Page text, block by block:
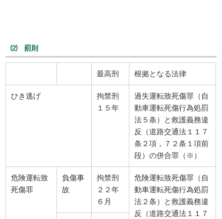
⑵ 罰則
最高刑 根拠となる法律
ひき逃げ
拘禁刑
１５年
過失運転致死傷罪（自
動車運転死傷行為処罰
法５条）と救護義務違
反（道路交通法１１７
条２項，７２条１項前
段）の併合罪（※）
危険運転致
死傷罪
負傷事
故
拘禁刑
２２年
６月
危険運転致死傷罪（自
動車運転死傷行為処罰
法２条）と救護義務違
反（道路交通法１１７